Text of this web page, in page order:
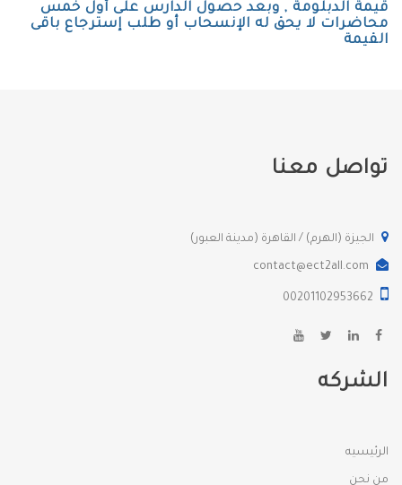
قيمة الدبلومة , وبعد حصول الدارس على أول خمس
محاضرات لا يحق له الإنسحاب أو طلب إسترجاع باقى
القيمة